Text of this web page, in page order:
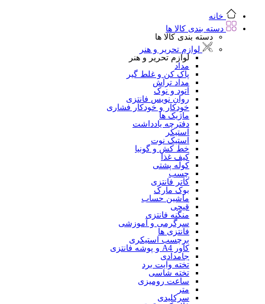
خانه
دسته بندی کالا ها
دسته بندی کالا ها
لوازم تحریر و هنر
لوازم تحریر و هنر
مداد
پاک کن و غلط گیر
مداد تراش
اتود و نوک
روان نویس فانتزی
خودکار و خودکار فشاری
ماژیک ها
دفترچه یادداشت
استیکر
استیک نوت
خط کش و گونیا
کیف غذا
کوله پشتی
چسب
کاتر فانتزی
بوک مارک
ماشین حساب
قیچی
منگنه فانتزی
سرگرمی و آموزشی
فانتزی ها
برچسب استیکری
کاور A4 و پوشه فانتزی
جامدادی
تخته وایت برد
تخته شاسی
ساعت رومیزی
متر
سرکلیدی